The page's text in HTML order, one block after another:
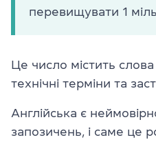
перевищувати 1
Це число містить слова
технічні терміни та
Англійська є
запозичень, і саме це